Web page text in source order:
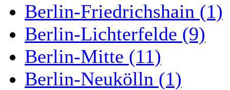
Berlin-Friedrichshain (1)
Berlin-Lichterfelde (9)
Berlin-Mitte (11)
Berlin-Neukölln (1)